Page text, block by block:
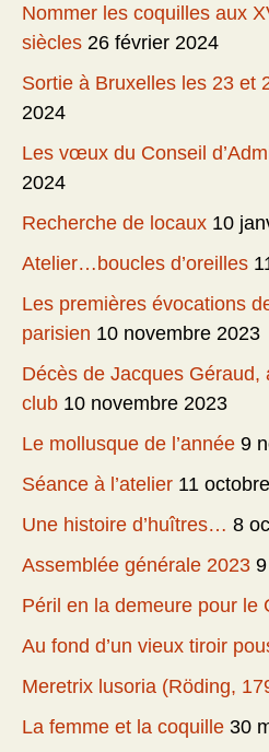
Nommer les coquilles aux
siècles 26 février 2024
Sortie à Bruxelles les 23 et
2024
Les vœux du Conseil
2024
Recherche de locaux 10
Atelier…boucles d’oreilles
Les premières évocations
parisien 10 novembre 2023
Décès de Jacques Géraud,
club 10 novembre 2023
Le mollusque de l’année 9
Séance à l’atelier 11
Une histoire d’huîtres… 8
Assemblée générale 2023
Péril en la demeure pour le
Au fond d’un vieux tiroir
Meretrix lusoria (Röding,
La femme et la coquille 30